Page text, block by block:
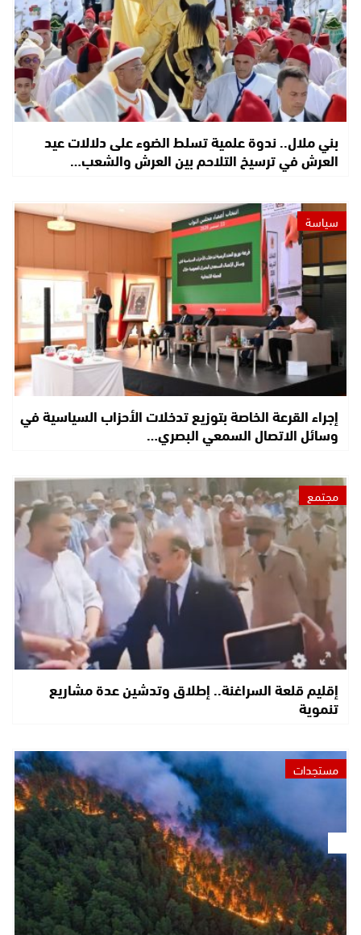
بني ملال.. ندوة علمية تسلط الضوء على دلالات عيد
العرش في ترسيخ التلاحم بين العرش والشعب…
سياسة
إجراء القرعة الخاصة بتوزيع تدخلات الأحزاب السياسية في
وسائل الاتصال السمعي البصري…
مجتمع
إقليم قلعة السراغنة.. إطلاق وتدشين عدة مشاريع
تنموية
مستجدات